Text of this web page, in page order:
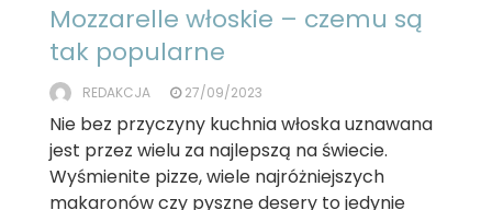
Mozzarelle włoskie – czemu są
tak popularne
REDAKCJA 27/09/2023
Nie bez przyczyny kuchnia włoska uznawana
jest przez wielu za najlepszą na świecie.
Wyśmienite pizze, wiele najróżniejszych
makaronów czy pyszne desery to jedynie